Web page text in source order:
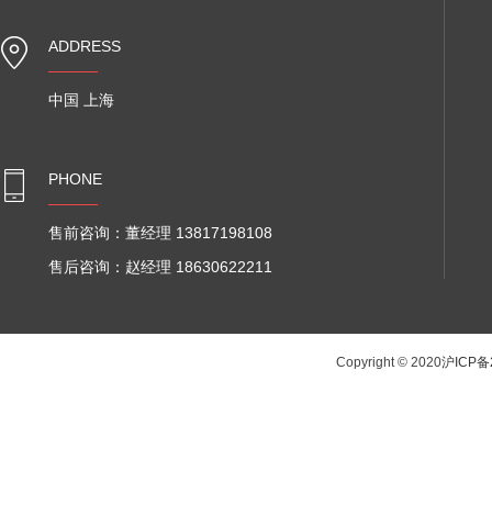
ADDRESS
中国 上海
PHONE
售前咨询：董经理 13817198108
售后咨询：赵经理 18630622211
Copyright © 2020沪ICP